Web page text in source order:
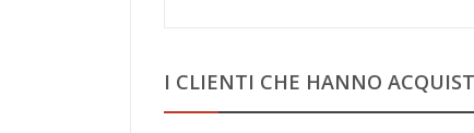
I CLIENTI CHE HANNO